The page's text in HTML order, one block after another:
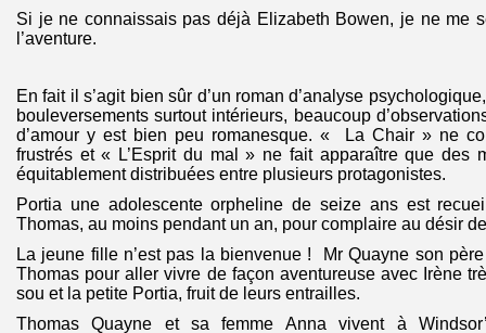
Si je ne connaissais pas déjà Elizabeth Bowen, je ne me
l’aventure.
En fait il s’agit bien sûr d’un roman d’analyse
bouleversements surtout intérieurs, beaucoup
d’amour y est bien peu romanesque. « La Chair » ne
frustrés et « L’Esprit du mal » ne fait apparaître que des
équitablement distribuées entre plusieurs protagonistes.
Portia une adolescente orpheline de seize ans est
Thomas, au moins pendant un an, pour complaire au désir
La jeune fille n’est pas la bienvenue ! Mr Quayne son
Thomas pour aller vivre de façon aventureuse avec Irène
sou et la petite Portia, fruit de leurs entrailles.
Thomas Quayne et sa femme Anna vivent à